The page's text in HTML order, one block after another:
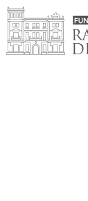
Saltar
al
contenido